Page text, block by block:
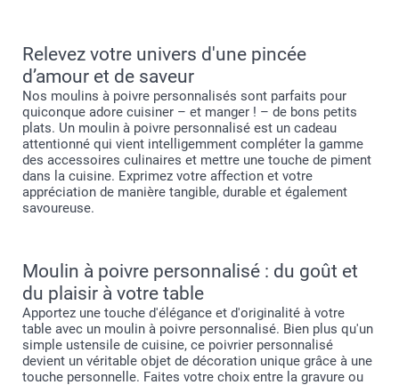
Relevez votre univers d'une pincée
d’amour et de saveur
Nos moulins à poivre personnalisés sont parfaits pour
quiconque adore cuisiner – et manger ! – de bons petits
plats. Un moulin à poivre personnalisé est un cadeau
attentionné qui vient intelligemment compléter la gamme
des accessoires culinaires et mettre une touche de piment
dans la cuisine. Exprimez votre affection et votre
appréciation de manière tangible, durable et également
savoureuse.
Moulin à poivre personnalisé : du goût et
du plaisir à votre table
Apportez une touche d'élégance et d'originalité à votre
table avec un moulin à poivre personnalisé. Bien plus qu'un
simple ustensile de cuisine, ce poivrier personnalisé
devient un véritable objet de décoration unique grâce à une
touche personnelle. Faites votre choix entre la gravure ou